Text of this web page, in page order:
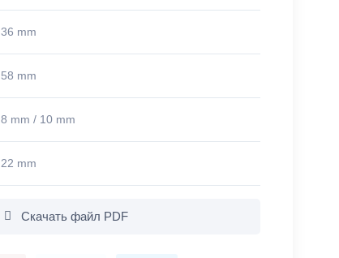
36 mm
58 mm
8 mm / 10 mm
22 mm
Скачать файл PDF